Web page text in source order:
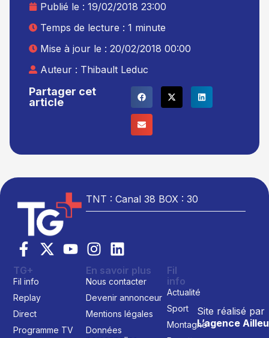
Partager cet
article
Publié le : 19/02/2018 23:00
Temps de lecture : 1 minute
Mise à jour le : 20/02/2018 00:00
Auteur : Thibault Leduc
TNT : Canal 38 BOX : 30
Site réalisé par
L’agence
TG+
Fil info
Replay
Direct
Programme TV
En savoir plus
Nous contacter
Devenir annonceur
Mentions légales
Données
Fil
info
Actualité
Sport
Montagne